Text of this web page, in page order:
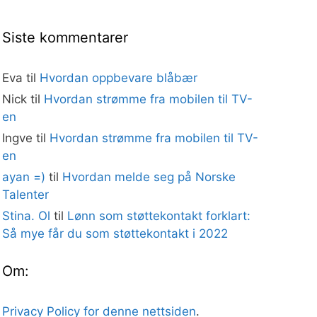
Siste kommentarer
Eva til Hvordan oppbevare blåbær
Nicktil Hvordan strømme fra mobilen til TV-
en
Ingve til Hvordan strømme fra mobilen til TV-
en
ayan =) til Hvordan melde seg på Norske
Talenter
Stina. Ol til Lønn som støttekontakt forklart:
Så mye får du som støttekontakt i 2022
Om:
Privacy Policy for denne nettsiden.